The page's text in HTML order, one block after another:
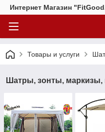
Интернет Магазин
Товары и услуги
Шатры, зонты, маркизы,